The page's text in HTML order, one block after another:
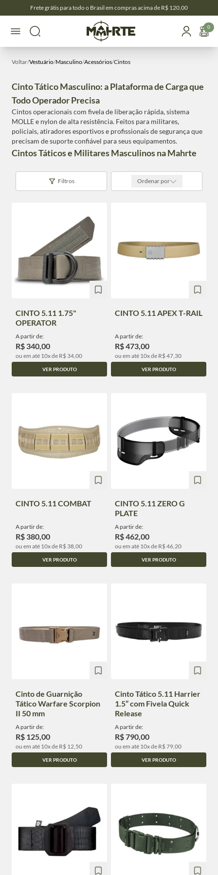
Frete grátis para todo o Brasil em compras acima de R$ 120,00
0
Voltar/Vestuário/Masculino/Acessórios/Cintos
Cinto Tático Masculino: a Plataforma de Carga que
Todo Operador Precisa
Cintos operacionais com fivela de liberação rápida, sistema
MOLLE e nylon de alta resistência. Feitos para militares,
policiais, atiradores esportivos e profissionais de segurança que
precisam de suporte confiável para seus equipamentos.
Cintos Táticos e Militares Masculinos na Mahrte
Filtros Ordenar por
CINTO 5.11 1.75"
OPERATOR
A partir de:
R$ 340,00
ou em até 10x de R$ 34,00
VER PRODUTO
CINTO 5.11 APEX T-RAIL
A partir de:
R$ 473,00
ou em até 10x de R$ 47,30
VER PRODUTO
CINTO 5.11 COMBAT
A partir de:
R$ 380,00
ou em até 10x de R$ 38,00
VER PRODUTO
CINTO 5.11 ZERO G
PLATE
A partir de:
R$ 462,00
ou em até 10x de R$ 46,20
VER PRODUTO
Cinto de Guarnição
Tático Warfare Scorpion
II 50 mm
A partir de:
R$ 125,00
ou em até 10x de R$ 12,50
VER PRODUTO
Cinto Tático 5.11 Harrier
1.5” com Fivela Quick
Release
A partir de:
R$ 790,00
ou em até 10x de R$ 79,00
VER PRODUTO